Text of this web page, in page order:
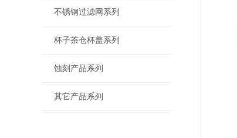
不锈钢过滤网系列
杯子茶仓杯盖系列
蚀刻产品系列
其它产品系列